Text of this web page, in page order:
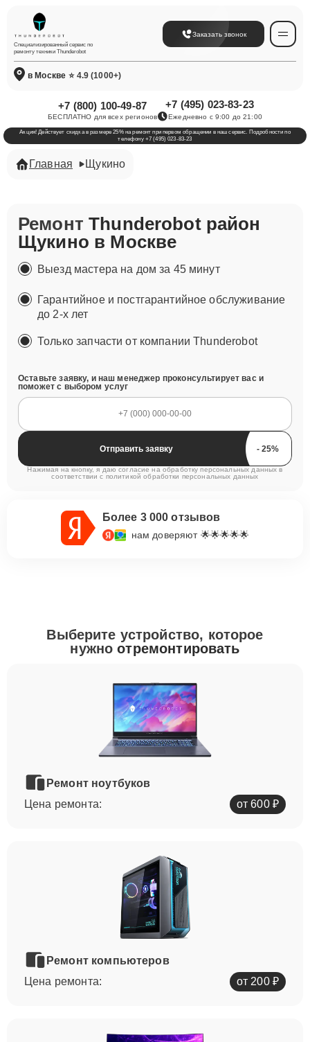
Специализированный сервис по
ремонту техники Thunderobot
Заказать звонок
в Москве ⭐ 4.9 (1000+)
+7 (800) 100-49-87
БЕСПЛАТНО для всех регионов
+7 (495) 023-83-23
Ежедневно с 9:00 до 21:00
Акция! Действует скидка в размере 25% на ремонт при первом обращении в наш сервис. Подробности по
телефону +7 (495) 023-83-23
Главная Щукино
РемонтThunderobot район
Щукино в Москве
Выезд мастера на дом за 45 минут
Гарантийное и постгарантийное обслуживание
до 2-х лет
Только запчасти от компании Thunderobot
Оставьте заявку, и наш менеджер проконсультирует вас и
поможет с выбором услуг
Отправить заявку
Нажимая на кнопку, я даю согласие на обработку персональных данных в
соответствии с политикой обработки персональных данных
Более 3 000 отзывов
нам доверяют 🌟🌟🌟🌟🌟
Выберите устройство, которое
нужноотремонтировать
Ремонт ноутбуков
Цена ремонта:
от 600 ₽
Ремонт компьютеров
Цена ремонта:
от 200 ₽